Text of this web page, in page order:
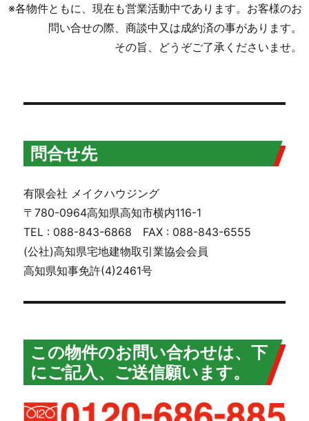
※各物件ともに、現在も営業活動中であります。お客様のお
問い合せの際、商談中又は成約済の事があります。
その旨、どうぞご了承くださいませ。
問合せ先
有限会社 メイクハウジング
〒780-0964高知県高知市横内116-1
TEL : 088-843-6868 FAX : 088-843-6555
(公社)高知県宅地建物取引業協会会員
高知県知事免許(4)2461号
この物件のお問い合わせは、下
にご記入、ご送信願います。